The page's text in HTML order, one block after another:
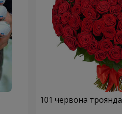
101 червона троянда